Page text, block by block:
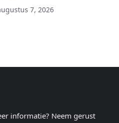
7, 2026
informatie? Neem gerust